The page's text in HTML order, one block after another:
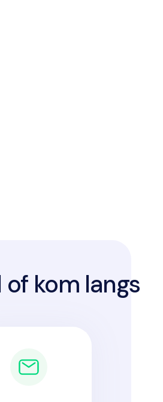
of kom langs